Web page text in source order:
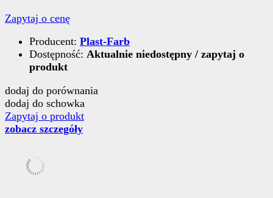
Zapytaj o cenę
Producent: Plast-Farb
Dostępność: Aktualnie niedostępny / zapytaj o
produkt
dodaj do porównania
dodaj do schowka
Zapytaj o produkt
zobacz szczegóły